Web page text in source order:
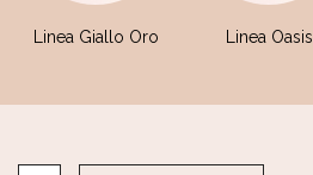
Linea Giallo Oro Linea Oasis